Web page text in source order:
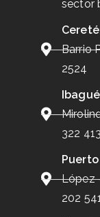
sector
Barrio
2524
322
López
202